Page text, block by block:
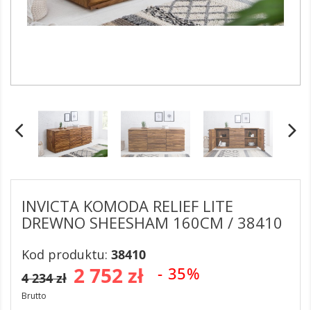
INVICTA KOMODA RELIEF LITE
DREWNO SHEESHAM 160CM / 38410
Kod produktu: 38410
2 752 zł - 35%
4 234 zł
Brutto